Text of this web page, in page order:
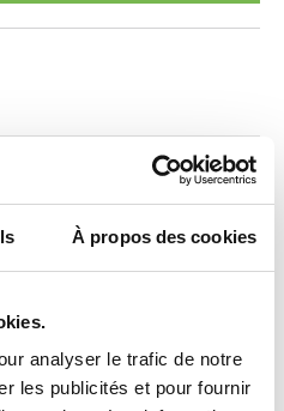
À propos des cookies
analyser le trafic de notre
les publicités et pour fournir